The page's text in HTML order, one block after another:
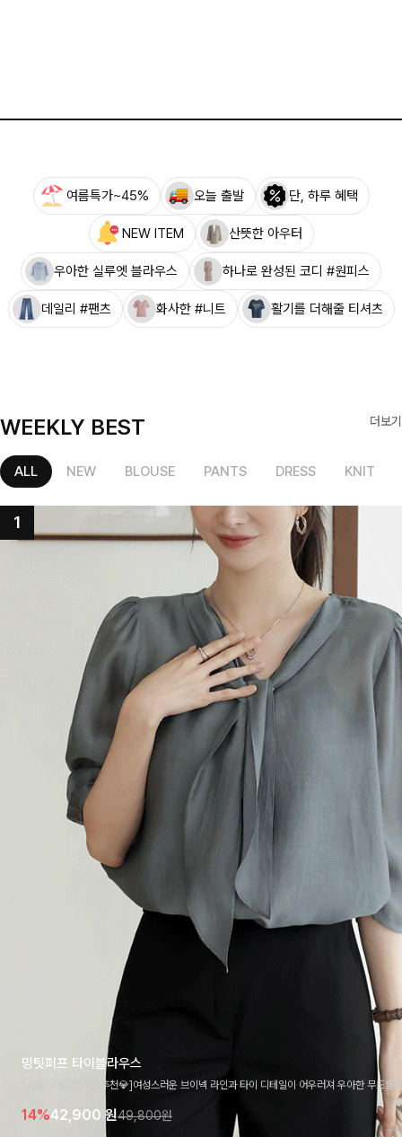
여름특가~45% 오늘 출발 단, 하루 혜택
NEW ITEM 산뜻한 아우터
우아한 실루엣 블라우스 하나로 완성된 코디 #원피스
데일리 #팬츠 화사한 #니트 활기를 더해줄 티셔츠
WEEKLY BEST 더보기
ALL NEW BLOUSE PANTS DRESS KNIT
밍팃퍼프 타이블라우스
[고급스러움/하객룩추천💎]여성스러운 브이넥 라인과 타이 디테일이 어우러져 우아한 무드를
라우스 🤍 여유로운 7부 소매로 편안하게 착용되며 데일리룩부터 출근룩, 하객룩까지 세련된
기 좋은 아이템이에요
14%42,900 원49,800원